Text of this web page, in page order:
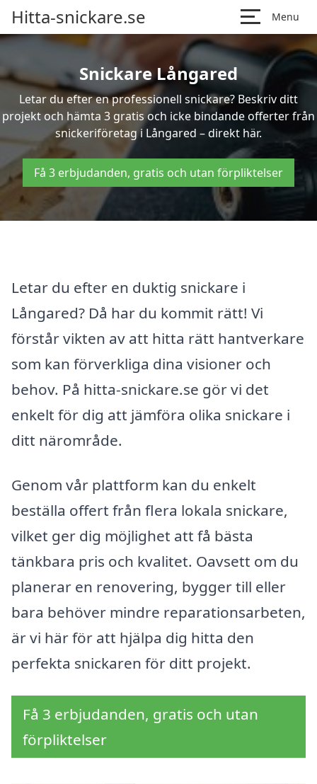
Hitta-snickare.se Menu
Snickare Långared
Letar du efter en professionell snickare? Beskriv ditt
projekt och hämta 3 gratis och icke bindande offerter från
snickeriföretag i Långared – direkt här.
Få 3 erbjudanden, gratis och utan förpliktelser
Letar du efter en duktig snickare i
Långared? Då har du kommit rätt! Vi
förstår vikten av att hitta rätt hantverkare
som kan förverkliga dina visioner och
behov. På hitta-snickare.se gör vi det
enkelt för dig att jämföra olika snickare i
ditt närområde.
Genom vår plattform kan du enkelt
beställa offert från flera lokala snickare,
vilket ger dig möjlighet att få bästa
tänkbara pris och kvalitet. Oavsett om du
planerar en renovering, bygger till eller
bara behöver mindre reparationsarbeten,
är vi här för att hjälpa dig hitta den
perfekta snickaren för ditt projekt.
Få 3 erbjudanden, gratis och utan
förpliktelser